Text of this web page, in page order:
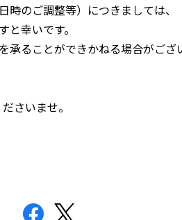
のご調整等）につきましては
幸いです。
ることができかねる場合がござ
さいませ。